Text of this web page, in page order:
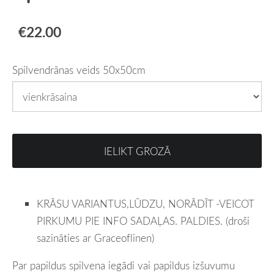
€22.00
Spilvendrānas veids 50x50cm
IELIKT GROZĀ
KRĀSU VARIANTUS,LŪDZU, NORĀDĪT -VEICOT
PIRKUMU PIE INFO SADAĻAS. PALDIES. (droši
sazināties ar Graceoflinen)
Par papildus spilvena iegādi vai papildus izšuvumu